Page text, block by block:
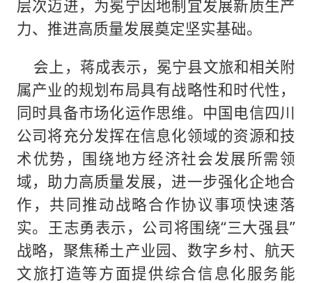
层次迈进，为冕宁因地制宜发展新质生产
力、推进高质量发展奠定坚实基础。
会上，蒋成表示，冕宁县文旅和相关附
属产业的规划布局具有战略性和时代性，
同时具备市场化运作思维。中国电信四川
公司将充分发挥在信息化领域的资源和技
术优势，围绕地方经济社会发展所需领
域，助力高质量发展，进一步强化企地合
作，共同推动战略合作协议事项快速落
实。王志勇表示，公司将围绕“三大强县”
战略，聚焦稀土产业园、数字乡村、航天
文旅打造等方面提供综合信息化服务能